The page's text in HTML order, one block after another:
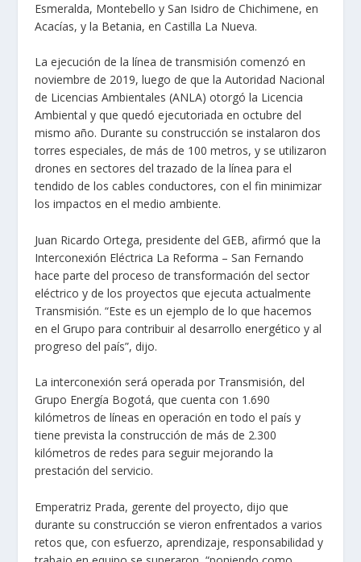
Esmeralda, Montebello y San Isidro de Chichimene, en
Acacías, y la Betania, en Castilla La Nueva.
La ejecución de la línea de transmisión comenzó en
noviembre de 2019, luego de que la Autoridad Nacional
de Licencias Ambientales (ANLA) otorgó la Licencia
Ambiental y que quedó ejecutoriada en octubre del
mismo año. Durante su construcción se instalaron dos
torres especiales, de más de 100 metros, y se utilizaron
drones en sectores del trazado de la línea para el
tendido de los cables conductores, con el fin minimizar
los impactos en el medio ambiente.
Juan Ricardo Ortega, presidente del GEB, afirmó que la
Interconexión Eléctrica La Reforma – San Fernando
hace parte del proceso de transformación del sector
eléctrico y de los proyectos que ejecuta actualmente
Transmisión. “Este es un ejemplo de lo que hacemos
en el Grupo para contribuir al desarrollo energético y al
progreso del país”, dijo.
La interconexión será operada por Transmisión, del
Grupo Energía Bogotá, que cuenta con 1.690
kilómetros de líneas en operación en todo el país y
tiene prevista la construcción de más de 2.300
kilómetros de redes para seguir mejorando la
prestación del servicio.
Emperatriz Prada, gerente del proyecto, dijo que
durante su construcción se vieron enfrentados a varios
retos que, con esfuerzo, aprendizaje, responsabilidad y